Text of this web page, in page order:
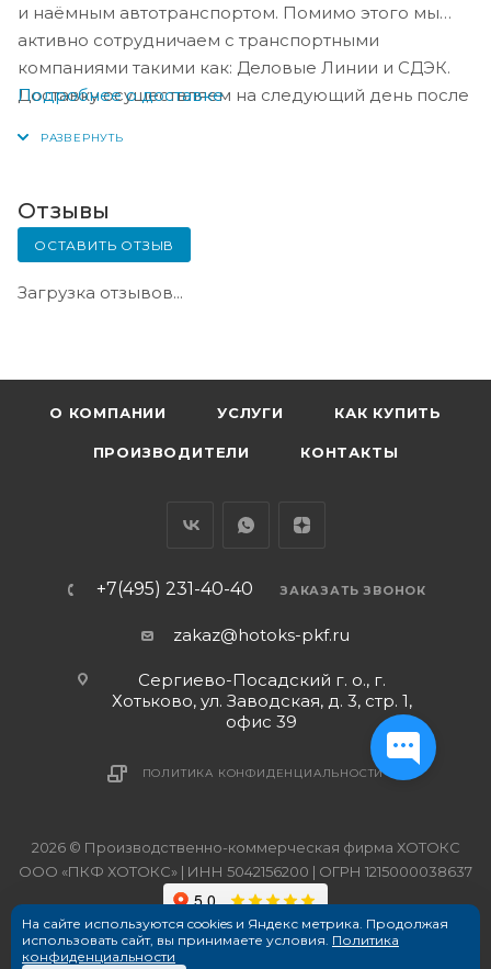
и наёмным автотранспортом. Помимо этого мы
активно сотрудничаем с транспортными
компаниями такими как: Деловые Линии и СДЭК.
Доставку осуществляем на следующий день после
Подробнее о доставке
Отзывы
ОСТАВИТЬ ОТЗЫВ
Загрузка отзывов...
О КОМПАНИИ УСЛУГИ КАК КУПИТЬ
ПРОИЗВОДИТЕЛИ КОНТАКТЫ
+7(495) 231-40-40 ЗАКАЗАТЬ ЗВОНОК
zakaz@hotoks-pkf.ru
Сергиево-Посадский г. о., г.
Хотьково, ул. Заводская, д. 3, стр. 1,
офис 39
ПОЛИТИКА КОНФИДЕНЦИАЛЬНОСТИ
2026 © Производственно-коммерческая фирма ХОТОКС
ООО «ПКФ ХОТОКС» | ИНН 5042156200 | ОГРН 1215000038637
На сайте используются cookies и Яндекс метрика. Продолжая
использовать сайт, вы принимаете условия. Политика
конфиденциальности